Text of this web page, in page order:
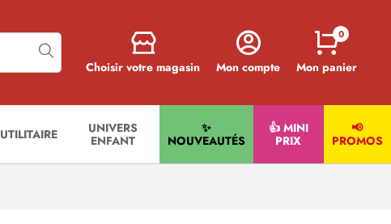
Choisir votre magasin Mon compte Mon panier
0
UTILITAIRE
UNIVERS
ENFANT
✨
NOUVEAUTÉS
👍 MINI
PRIX
📢
PROMOS